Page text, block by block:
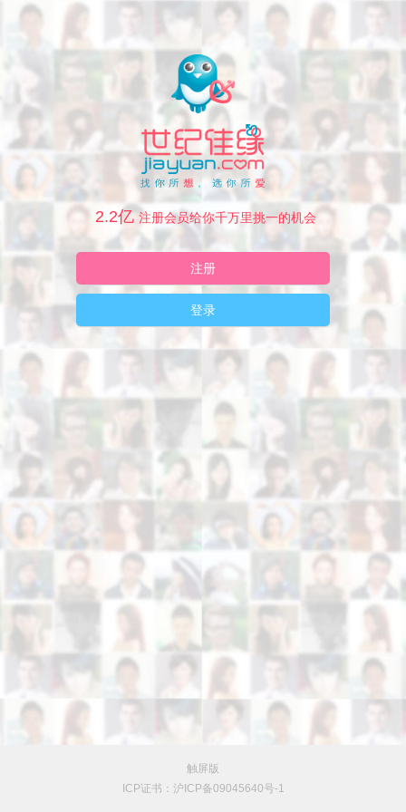
2.2亿 注册会员给你千万里挑一的机会
注册
登录
触屏版
ICP证书：沪ICP备09045640号-1